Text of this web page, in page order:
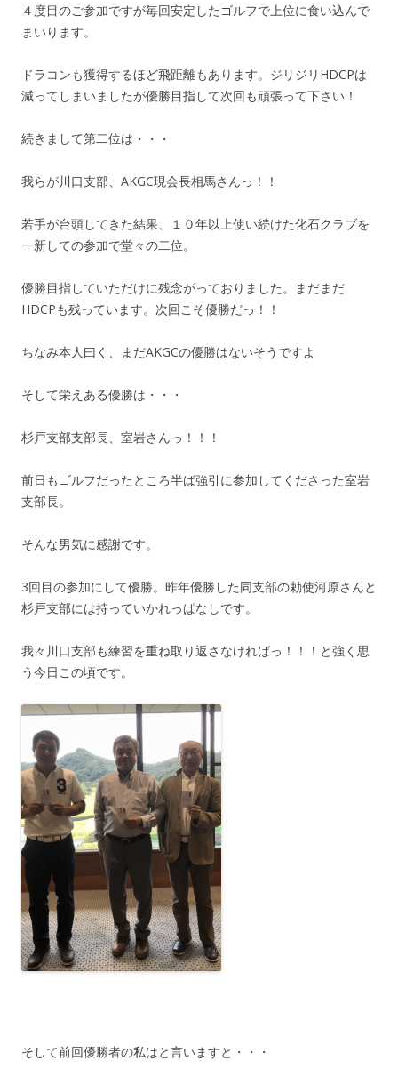
４度目のご参加ですが毎回安定したゴルフで上位に食い込んで
まいります。
ドラコンも獲得するほど飛距離もあります。ジリジリHDCPは
減ってしまいましたが優勝目指して次回も頑張って下さい！
続きまして第二位は・・・
我らが川口支部、AKGC現会長相馬さんっ！！
若手が台頭してきた結果、１０年以上使い続けた化石クラブを
一新しての参加で堂々の二位。
優勝目指していただけに残念がっておりました。まだまだ
HDCPも残っています。次回こそ優勝だっ！！
ちなみ本人曰く、まだAKGCの優勝はないそうですよ
そして栄えある優勝は・・・
杉戸支部支部長、室岩さんっ！！！
前日もゴルフだったところ半ば強引に参加してくださった室岩
支部長。
そんな男気に感謝です。
3回目の参加にして優勝。昨年優勝した同支部の勅使河原さんと
杉戸支部には持っていかれっぱなしです。
我々川口支部も練習を重ね取り返さなければっ！！！と強く思
う今日この頃です。
そして前回優勝者の私はと言いますと・・・